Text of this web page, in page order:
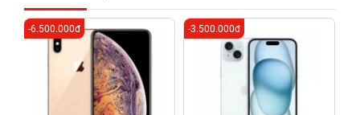
326 Lê Văn Việt, Tăng Nhơn Phú, Hồ Chí Minh (Q.9 TP. Thủ
Đức cũ)
256 Võ Văn Ngân, Thủ Đức, Hồ Chí Minh (Bình Thọ, TP. Thủ
Đức Cũ)
70 Nguyễn An Ninh, Dĩ An, Hồ Chí Minh (Bình Dương Cũ)
-6.500.000đ -3.500.000đ